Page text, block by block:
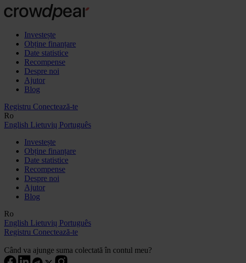
Investește
Obține finanțare
Date statistice
Recompense
Despre noi
Ajutor
Blog
Registru Conectează-te
Ro
English Lietuvių Português
Investește
Obține finanțare
Date statistice
Recompense
Despre noi
Ajutor
Blog
Ro
English Lietuvių Português
Registru Conectează-te
Când va ajunge suma colectată în contul meu?